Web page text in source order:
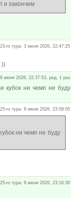
и закончим
го тура: 3 июня 2026, 22:47:25
))
июня 2026, 22:37:53, ред. 1 раз
кубок ни чемп не буду
го тура: 8 июня 2026, 23:09:05
ни чемп не буду
го тура: 8 июня 2026, 23:16:30